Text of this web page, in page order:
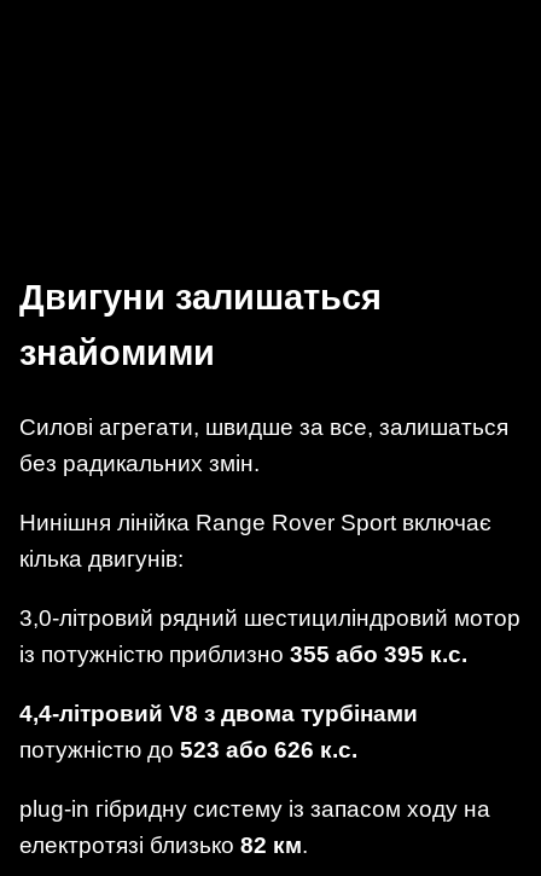
Двигуни залишаться
знайомими
Силові агрегати, швидше за все, залишаться
без радикальних змін.
Нинішня лінійка Range Rover Sport включає
кілька двигунів:
3,0-літровий рядний шестициліндровий мотор
із потужністю приблизно 355 або 395 к.с.
4,4-літровий V8 з двома турбінами
потужністю до 523 або 626 к.с.
plug-in гібридну систему із запасом ходу на
електротязі близько 82 км.